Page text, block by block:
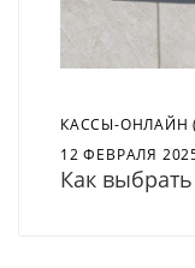
КАССЫ-ОНЛАЙН
12 ФЕВРАЛЯ
Как выбрать